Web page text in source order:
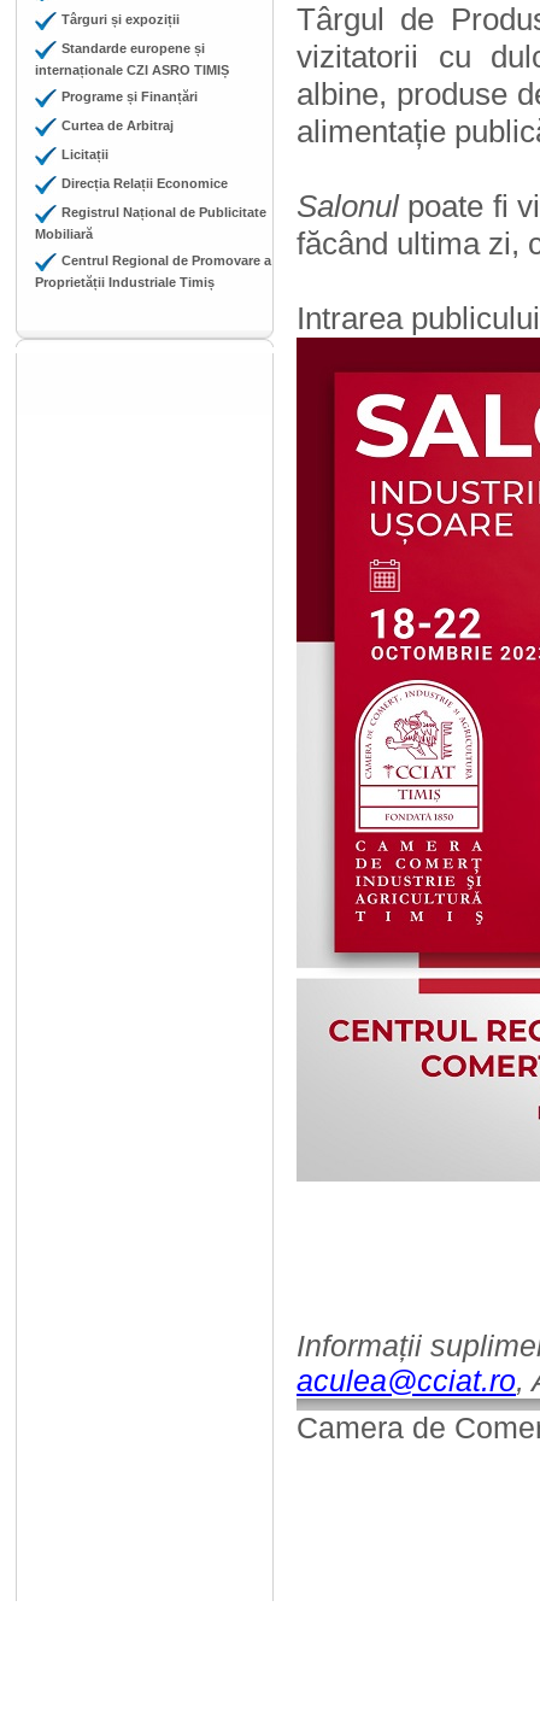
Târguri și expoziții
Standarde europene și
internaționale CZI ASRO TIMIȘ
Programe și Finanțări
Curtea de Arbitraj
Licitații
Direcția Relații Economice
Registrul Național de Publicitate
Mobiliară
Centrul Regional de Promovare a
Proprietății Industriale Timiș
Târgul de
vizitatorii cu
albine, produse
alimentație
Salonul poate fi
făcând ultima zi,
Intrarea
Informații
aculea@cciat.ro,
Camera de